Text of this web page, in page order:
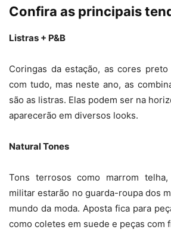
Confira as principais
Listras + P&B
Coringas da estação, as cores
com tudo, mas neste ano, as
são as listras. Elas podem ser na
aparecerão em diversos looks.
Natural Tones
Tons terrosos como marrom
militar estarão no guarda-roupa dos
mundo da moda. Aposta fica para
como coletes em suede e peças com